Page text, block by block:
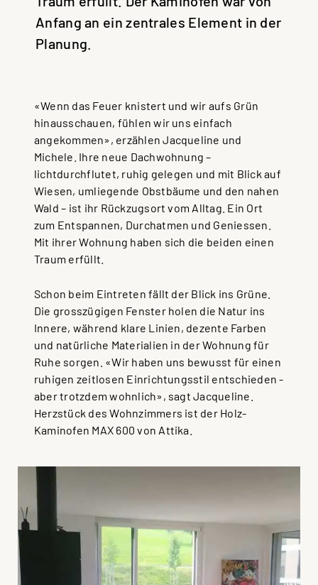
Österreich | Deutsch
Italia | italiano
Italien | Deutsch
Global | english
Anfang an ein zentrales Element in der
Planung.
«Wenn das Feuer knistert und wir aufs Grün
hinausschauen, fühlen wir uns einfach
angekommen», erzählen Jacqueline und
Michele. Ihre neue Dachwohnung –
lichtdurchflutet, ruhig gelegen und mit Blick auf
Wiesen, umliegende Obstbäume und den nahen
Wald – ist ihr Rückzugsort vom Alltag. Ein Ort
zum Entspannen, Durchatmen und Geniessen.
Mit ihrer Wohnung haben sich die beiden einen
Traum erfüllt.
Schon beim Eintreten fällt der Blick ins Grüne.
Die grosszügigen Fenster holen die Natur ins
Innere, während klare Linien, dezente Farben
und natürliche Materialien in der Wohnung für
Ruhe sorgen. «Wir haben uns bewusst für einen
ruhigen zeitlosen Einrichtungsstil entschieden -
aber trotzdem wohnlich», sagt Jacqueline.
Herzstück des Wohnzimmers ist der Holz-
Kaminofen MAX 600 von Attika.